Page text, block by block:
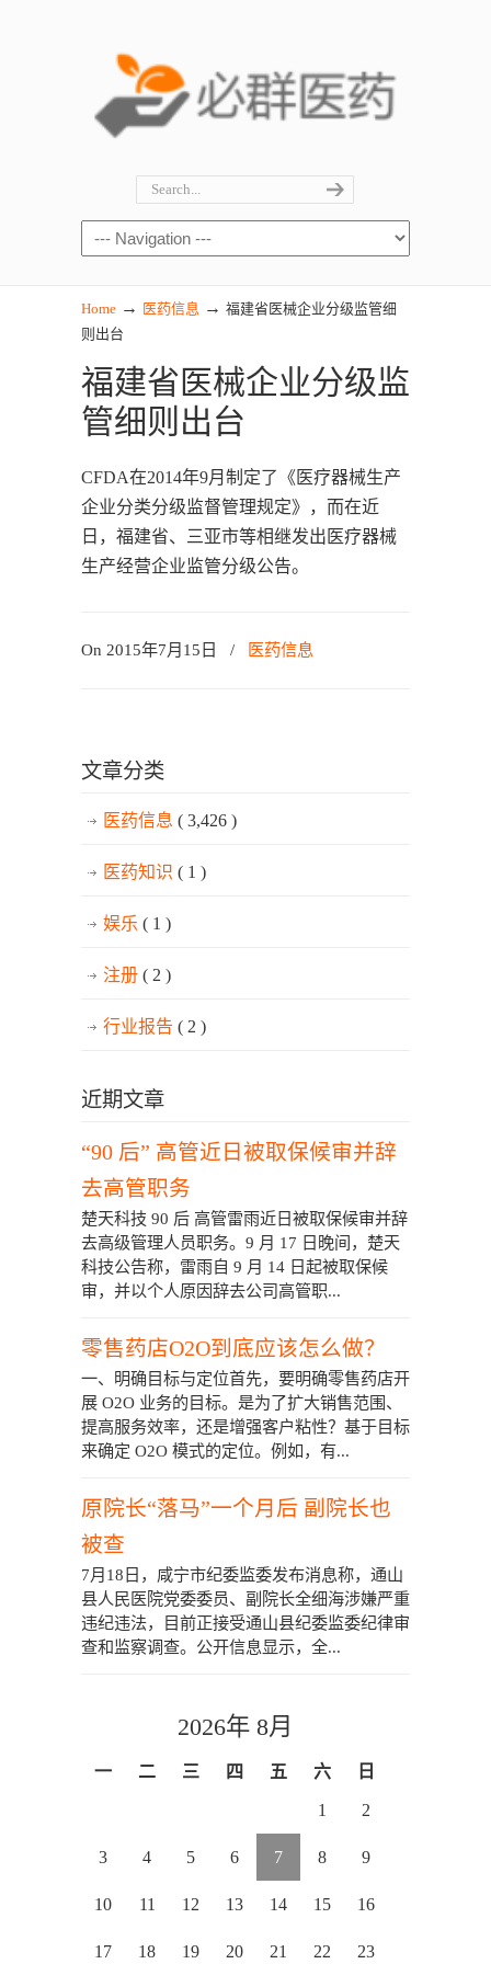
Home → 医药信息 → 福建省医械企业分级监管细
则出台
福建省医械企业分级监
管细则出台
CFDA在2014年9月制定了《医疗器械生产
企业分类分级监督管理规定》，而在近
日，福建省、三亚市等相继发出医疗器械
生产经营企业监管分级公告。
On 2015年7月15日 / 医药信息
文章分类
医药信息 ( 3,426 )
医药知识 ( 1 )
娱乐 ( 1 )
注册 ( 2 )
行业报告 ( 2 )
近期文章
“90 后” 高管近日被取保候审并辞
去高管职务
楚天科技 90 后 高管雷雨近日被取保候审并辞
去高级管理人员职务。9 月 17 日晚间，楚天
科技公告称，雷雨自 9 月 14 日起被取保候
审，并以个人原因辞去公司高管职...
零售药店O2O到底应该怎么做？
一、明确目标与定位首先，要明确零售药店开
展 O2O 业务的目标。是为了扩大销售范围、
提高服务效率，还是增强客户粘性？基于目标
来确定 O2O 模式的定位。例如，有...
原院长“落马”一个月后 副院长也
被查
7月18日，咸宁市纪委监委发布消息称，通山
县人民医院党委委员、副院长全细海涉嫌严重
违纪违法，目前正接受通山县纪委监委纪律审
查和监察调查。公开信息显示，全...
2026年 8月
一 二 三 四 五 六 日
1 2
3 4 5 6 7 8 9
10 11 12 13 14 15 16
17 18 19 20 21 22 23